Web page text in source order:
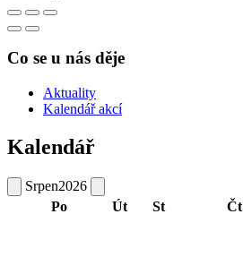
Co se u nás děje
Aktuality
Kalendář akcí
Kalendář
Srpen2026
Po
Út St Čt